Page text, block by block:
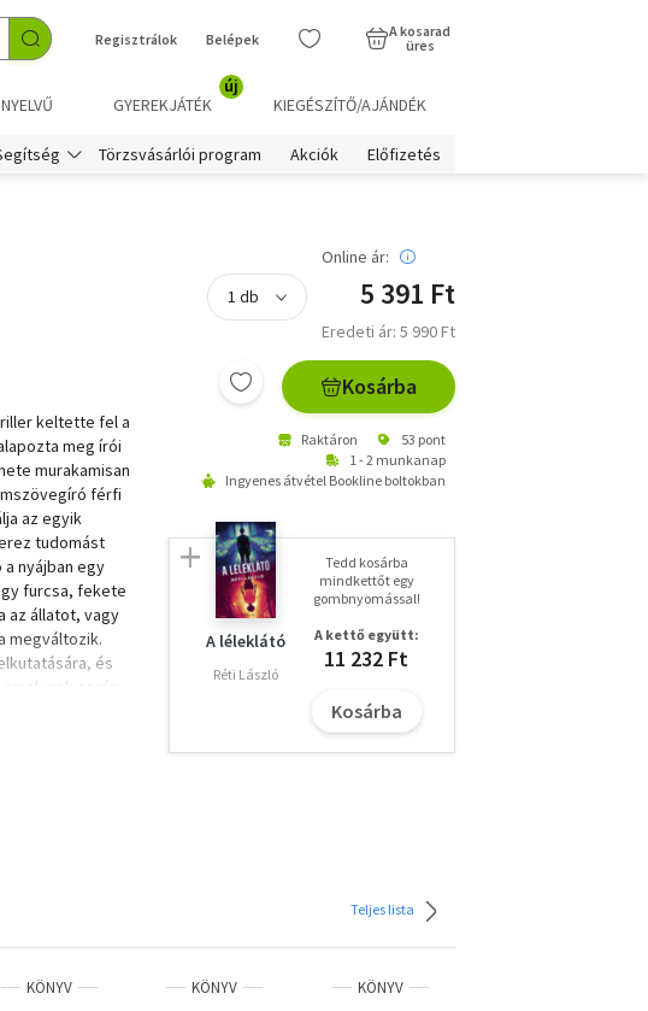
Regisztrálok Belépek
A kosarad
üres
GYEREKJÁTÉK
új
KIEGÉSZÍTŐ/AJÁNDÉK
Törzsvásárlói program Akciók Előfizetés
keltette fel a
meg írói
murakamisan
férfi
az egyik
tudomást
nyájban egy
furcsa, fekete
az állatot, vagy
megváltozik.
és
során
elvetődik
a
Online ár:
5 391 Ft
Eredeti ár: 5 990 Ft
Kosárba
Raktáron
53 pont
1 - 2 munkanap
Ingyenes átvétel Bookline boltokban
A léleklátó
Réti László
Tedd kosárba
mindkettőt egy
gombnyomással!
A kettő együtt:
11 232 Ft
Kosárba
Teljes lista
KÖNYV KÖNYV KÖNYV